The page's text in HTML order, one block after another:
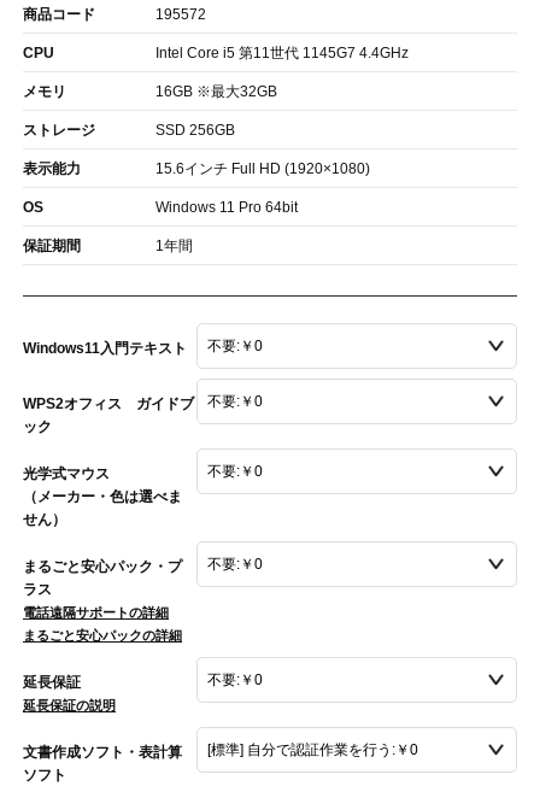
商品コード 195572
CPU Intel Core i5 第11世代 1145G7 4.4GHz
メモリ 16GB ※最大32GB
ストレージ SSD 256GB
表示能力 15.6インチ Full HD (1920×1080)
OS Windows 11 Pro 64bit
保証期間 1年間
Windows11入門テキスト
WPS2オフィス ガイドブ
ック
光学式マウス
（メーカー・色は選べま
せん）
まるごと安心パック・プ
ラス
電話遠隔サポートの詳細
まるごと安心パックの詳細
延長保証
延長保証の説明
文書作成ソフト・表計算
ソフト